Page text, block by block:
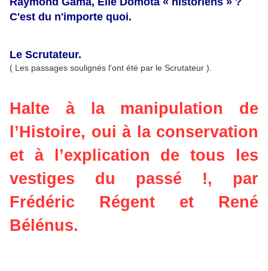
C'est du n'importe quoi.
Le Scrutateur.
( Les passages soulignés l'ont été par le Scrutateur ).
Halte à la manipulation de
l’Histoire, oui à la conservation
et à l’explication de tous les
vestiges du passé !, par
Frédéric Régent et René
Bélénus.